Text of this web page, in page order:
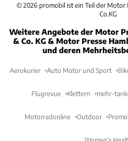
©2026 promobil ist ein Teil der
Co.KG
Weitere Angebote der Motor
& Co. KG & Motor Presse
und deren
Aerokurier Auto Motor und Sport
Flugrevue Klettern mehr-
Motorradonline Outdoor